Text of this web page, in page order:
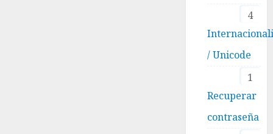
4
/ Unicode
1
Recuperar
contraseña